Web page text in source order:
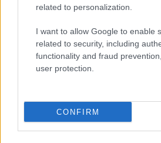
related to personalization.
I want to allow Google to enable
related to security, including
functionality and fraud
user protection.
CONFIRM
További hírek
LEGOLVASOTTABBAK
UI 9 frissítésből – itt a lista az érintett